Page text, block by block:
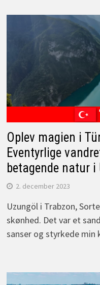
Oplev magien i
Eventyrlige
betagende natur i
2. december 2023
Uzungöl i Trabzon,
skønhed. Det var et
sanser og styrkede